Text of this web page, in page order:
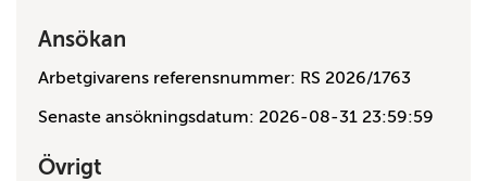
Ansökan
Arbetgivarens referensnummer: RS 2026/1763
Senaste ansökningsdatum: 2026-08-31 23:59:59
Övrigt